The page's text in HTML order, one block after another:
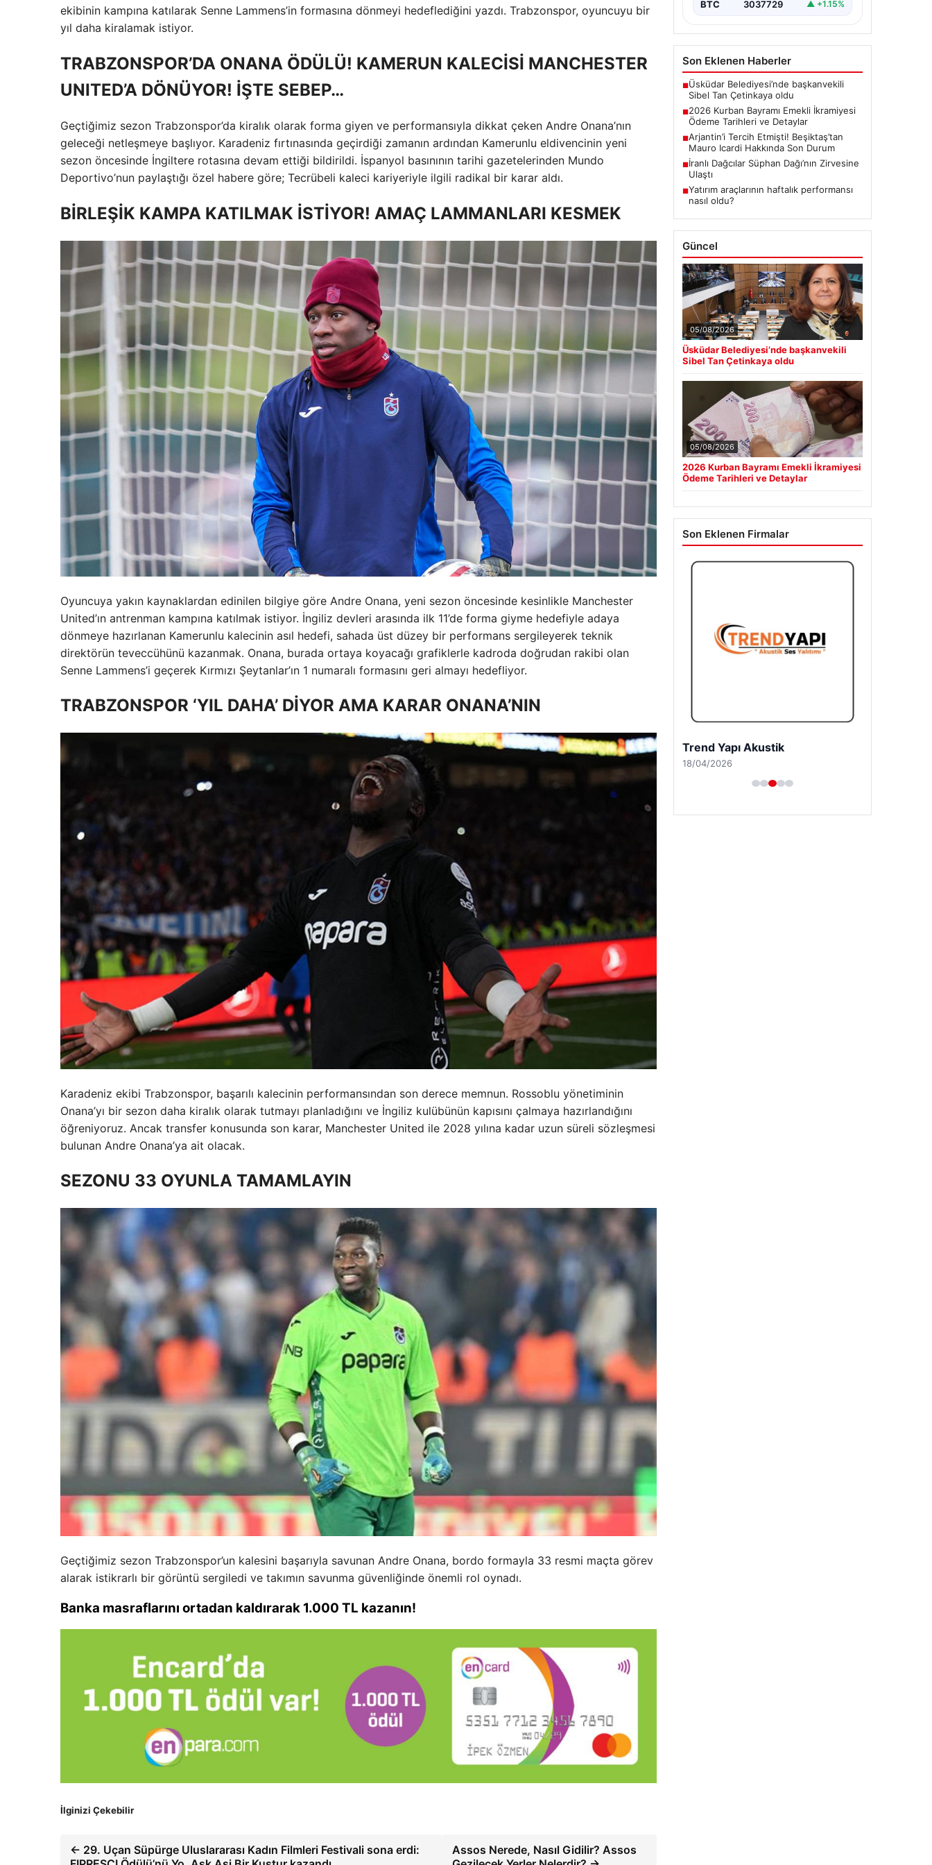
ekibinin kampına katılarak Senne Lammens’in formasına dönmeyi hedeflediğini yazdı. Trabzonspor, oyuncuyu bir
yıl daha kiralamak istiyor.
TRABZONSPOR’DA ONANA ÖDÜLÜ! KAMERUN KALECİSİ MANCHESTER
UNITED’A DÖNÜYOR! İŞTE SEBEP…
Geçtiğimiz sezon Trabzonspor’da kiralık olarak forma giyen ve performansıyla dikkat çeken Andre Onana’nın
geleceği netleşmeye başlıyor. Karadeniz fırtınasında geçirdiği zamanın ardından Kamerunlu eldivencinin yeni
sezon öncesinde İngiltere rotasına devam ettiği bildirildi. İspanyol basınının tarihi gazetelerinden Mundo
Deportivo’nun paylaştığı özel habere göre; Tecrübeli kaleci kariyeriyle ilgili radikal bir karar aldı.
BİRLEŞİK KAMPA KATILMAK İSTİYOR! AMAÇ LAMMANLARI KESMEK
Oyuncuya yakın kaynaklardan edinilen bilgiye göre Andre Onana, yeni sezon öncesinde kesinlikle Manchester
United’ın antrenman kampına katılmak istiyor. İngiliz devleri arasında ilk 11’de forma giyme hedefiyle adaya
dönmeye hazırlanan Kamerunlu kalecinin asıl hedefi, sahada üst düzey bir performans sergileyerek teknik
direktörün teveccühünü kazanmak. Onana, burada ortaya koyacağı grafiklerle kadroda doğrudan rakibi olan
Senne Lammens’i geçerek Kırmızı Şeytanlar’ın 1 numaralı formasını geri almayı hedefliyor.
TRABZONSPOR ‘YIL DAHA’ DİYOR AMA KARAR ONANA’NIN
Karadeniz ekibi Trabzonspor, başarılı kalecinin performansından son derece memnun. Rossoblu yönetiminin
Onana’yı bir sezon daha kiralık olarak tutmayı planladığını ve İngiliz kulübünün kapısını çalmaya hazırlandığını
öğreniyoruz. Ancak transfer konusunda son karar, Manchester United ile 2028 yılına kadar uzun süreli sözleşmesi
bulunan Andre Onana’ya ait olacak.
SEZONU 33 OYUNLA TAMAMLAYIN
Geçtiğimiz sezon Trabzonspor’un kalesini başarıyla savunan Andre Onana, bordo formayla 33 resmi maçta görev
alarak istikrarlı bir görüntü sergiledi ve takımın savunma güvenliğinde önemli rol oynadı.
Banka masraflarını ortadan kaldırarak 1.000 TL kazanın!
İlginizi Çekebilir
← 29. Uçan Süpürge Uluslararası Kadın Filmleri Festivali sona erdi:
Assos Nerede, Nasıl Gidilir? Assos
BTC 3037729 ▲ +1.15%
Son Eklenen Haberler
■Üsküdar Belediyesi’nde başkanvekili
Sibel Tan Çetinkaya oldu
■2026 Kurban Bayramı Emekli İkramiyesi
Ödeme Tarihleri ve Detaylar
■Arjantin’i Tercih Etmişti! Beşiktaş’tan
Mauro Icardi Hakkında Son Durum
■İranlı Dağcılar Süphan Dağı’nın Zirvesine
Ulaştı
■Yatırım araçlarının haftalık performansı
nasıl oldu?
Güncel
05/08/2026
Üsküdar Belediyesi’nde başkanvekili
Sibel Tan Çetinkaya oldu
05/08/2026
2026 Kurban Bayramı Emekli İkramiyesi
Ödeme Tarihleri ve Detaylar
Son Eklenen Firmalar
Trend Yapı Akustik
18/04/2026